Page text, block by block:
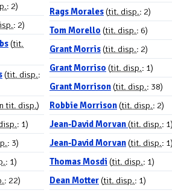
: 2)
: 2)
(tit.
(tit. disp.:
tit. disp.)
: 1)
: 3)
: 1)
: 22)
Rags Morales(tit. disp.: 2)
Tom Morello (tit. disp.: 6)
Grant Morris(tit. disp.: 2)
Grant Morriso (tit. disp.: 1)
Grant Morrison(tit. disp.: 38)
Robbie Morrison(tit. disp.: 2)
Jean-David Morvan(tit. disp.: 1)
Jean-David Morvan(tit. disp.: 1)
Thomas Mosdi (tit. disp.: 1)
Dean Motter(tit. disp.: 1)